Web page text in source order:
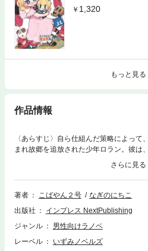
1,320
もっと見る
作品情報
〈あらすじ〉自ら仕組んだ策略によって
まれ故郷を追放された少年ロラン。彼は
たスローライフを手に入れるべく、旅に
えて冒険者になったが、なんやかんやや
ちしてしまい注目を集めてしまう。権力
由を奪われるかもしれない……でも、せ
手に振舞ってしまう少年の異世界冒険活
だの趣味で書いていたものが、まさか商
を博し、最多閲覧数1200万を超える本作
著者 こばやん２号
なぎのにちこ
出版社
インプレス NextPublishing
ジャンル
男性向けラノベ
レーベル
いずみノベルズ